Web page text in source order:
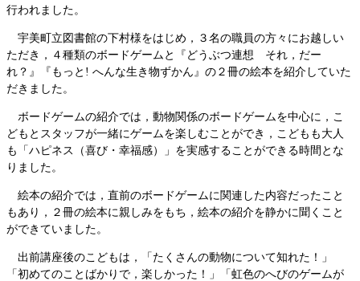
行われました。
宇美町立図書館の下村様をはじめ，３名の職員の方々にお越しい
ただき，４種類のボードゲームと『どうぶつ連想 それ，だー
れ？』『もっと! へんな生き物ずかん』の２冊の絵本を紹介していた
だきました。
ボードゲームの紹介では，動物関係のボードゲームを中心に，こ
どもとスタッフが一緒にゲームを楽しむことができ，こどもも大人
も「ハピネス（喜び・幸福感）」を実感することができる時間とな
りました。
絵本の紹介では，直前のボードゲームに関連した内容だったこと
もあり，２冊の絵本に親しみをもち，絵本の紹介を静かに聞くこと
ができていました。
出前講座後のこどもは，「たくさんの動物について知れた！」
「初めてのことばかりで，楽しかった！」「虹色のへびのゲームが